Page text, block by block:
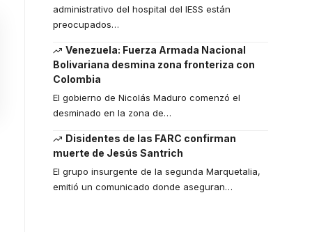
administrativo del hospital del IESS están
preocupados…
Venezuela: Fuerza Armada Nacional
Bolivariana desmina zona fronteriza con
Colombia
El gobierno de Nicolás Maduro comenzó el
desminado en la zona de…
Disidentes de las FARC confirman
muerte de Jesús Santrich
El grupo insurgente de la segunda Marquetalia,
emitió un comunicado donde aseguran…